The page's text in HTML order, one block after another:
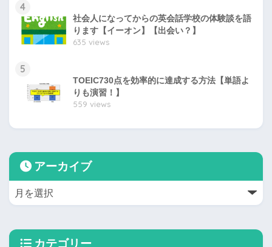
4
社会人になってからの英会話学校の体験談を語
ります【イーオン】【出会い？】
635 views
5
TOEIC730点を効率的に達成する方法【単語よ
りも演習！】
559 views
アーカイブ
カテゴリー